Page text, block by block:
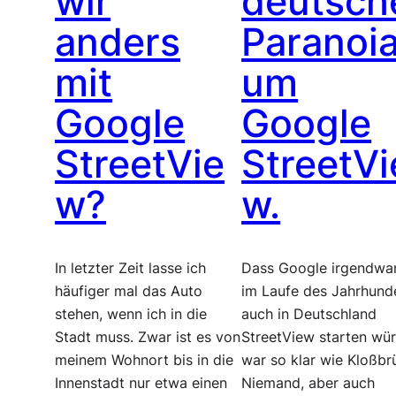
anders
mit
Google
StreetVie
w?
In letzter Zeit lasse ich
häufiger mal das Auto
stehen, wenn ich in die
Stadt muss. Zwar ist es von
meinem Wohnort bis in die
Innenstadt nur etwa einen
um
Google
w.
Dass Google
im Laufe des
auch in Deutschland
StreetView starten
war so klar wie
Niemand, aber auch